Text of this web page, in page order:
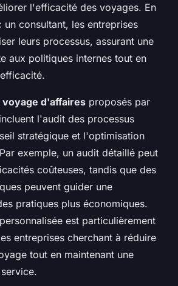
l'efficacité des voyages. En
consultant, les entreprises
leurs processus, assurant une
aux politiques internes tout en
d'affaires proposés par
l'audit des processus
stratégique et l'optimisation
exemple, un audit détaillé peut
coûteuses, tandis que des
peuvent guider une
pratiques plus économiques.
est particulièrement
entreprises cherchant à réduire
tout en maintenant une